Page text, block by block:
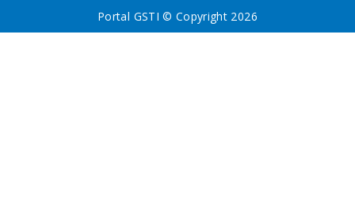
Portal GSTI © Copyright 2026